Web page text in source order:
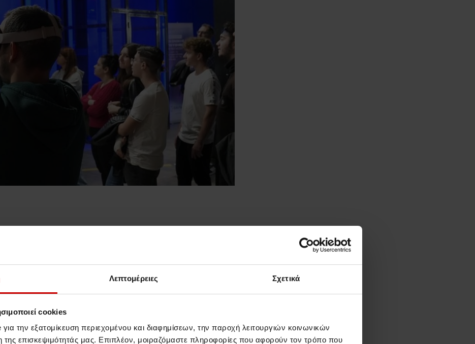
Λεπτομέρειες Σχετικά
cookies
την εξατομίκευση περιεχομένου και διαφημίσεων, την παροχή λειτουργιών κοινωνικών
επισκεψιμότητάς μας. Επιπλέον, μοιραζόμαστε πληροφορίες που αφορούν τον τρόπο που